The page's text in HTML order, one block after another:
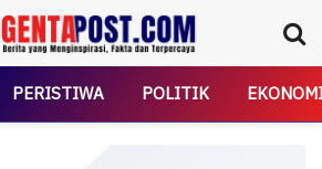
PERISTIWA POLITIK